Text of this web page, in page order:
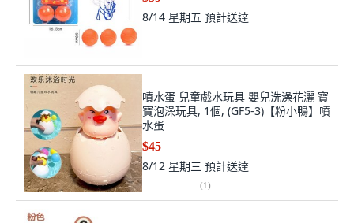
8/14 星期五 預計送達
噴水蛋 兒童戲水玩具 嬰兒洗澡花灑 寶
寶泡澡玩具, 1個, (GF5-3)【粉小鴨】噴
水蛋
$45
8/12 星期三 預計送達
(1)